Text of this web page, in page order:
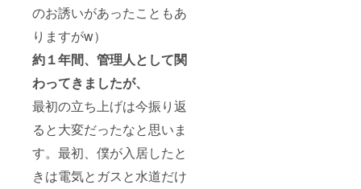
のお誘いがあったこともあ
りますがw）
約１年間、管理人として関
わってきましたが、
最初の立ち上げは今振り返
ると大変だったなと思いま
す。最初、僕が入居したと
きは電気とガスと水道だけ